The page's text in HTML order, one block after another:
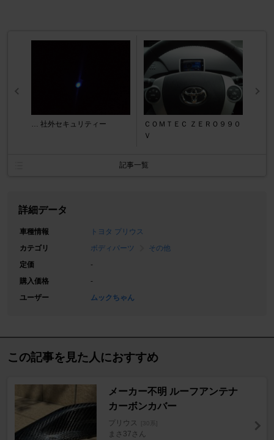
… 社外セキュリティー
ＣＯＭＴＥＣ ＺＥＲＯ９９０
Ｖ
記事一覧
詳細データ
車種情報
トヨタ プリウス
カテゴリ
ボディパーツ
その他
定価
-
購入価格
-
ユーザー
ムックちゃん
この記事を見た人におすすめ
メーカー不明 ルーフアンテナ
カーボンカバー
プリウス [30系]
まさ37さん